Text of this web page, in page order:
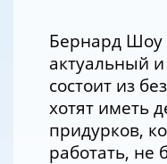
Бернард Шоу
актуальный
состоит из
хотят иметь
придурков,
работать, не